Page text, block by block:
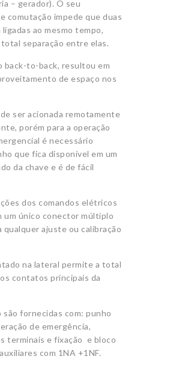
– gerador). O seu
comutação impede que duas
ao mesmo tempo,
separação entre elas.
back-to-back, resultou em
de espaço nos
ser acionada remotamente
porém para a operação
é necessário
que fica disponível em um
da chave e é de fácil
dos comandos elétricos
um único conector múltiplo
qualquer ajuste ou calibração
na lateral permite a total
contatos principais da
são fornecidas com: punho
de emergência,
terminais e fixação e bloco
com 1NA +1NF.